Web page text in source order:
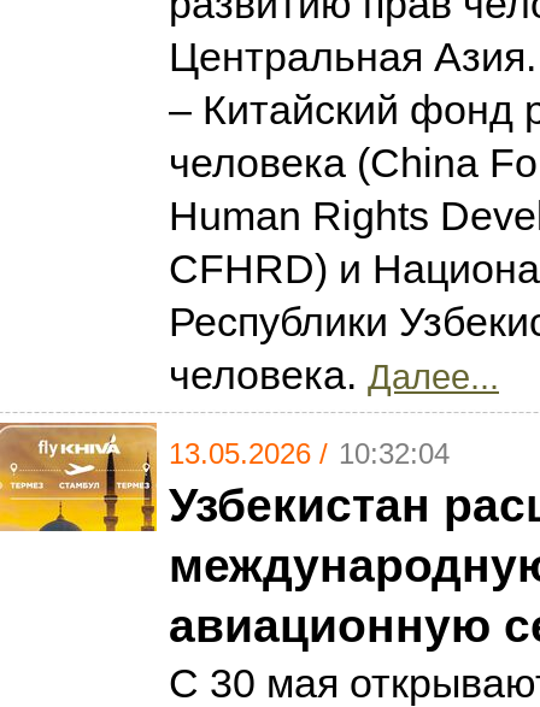
Центральная
– Китайский фонд
человека (China
Human Rights
CFHRD) и
Республики
человека. Далее...
13.05.2026 / 10:32:04
Узбекистан
авиационную
С 30 мая